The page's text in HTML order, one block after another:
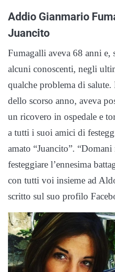
Addio Gianmario
Juancito
Fumagalli aveva 68 anni e,
alcuni conoscenti, negli
qualche problema di salute.
dello scorso anno, aveva
un ricovero in ospedale e
a tutti i suoi amici di
amato “Juancito”.
festeggiare l’ennesima
con tutti voi insieme ad
scritto sul suo profilo